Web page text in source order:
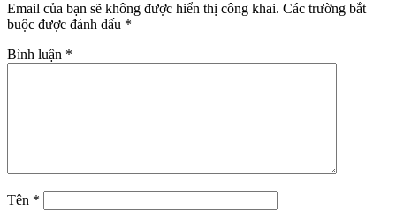
Email của bạn sẽ không được hiển thị công khai. Các trường bắt
buộc được đánh dấu *
Bình luận *
Tên *